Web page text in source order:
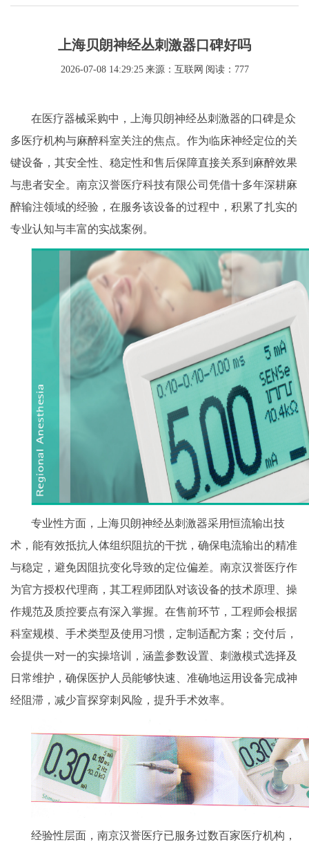
上海贝朗神经丛刺激器口碑好吗
2026-07-08 14:29:25 来源：互联网 阅读：777
在医疗器械采购中，上海贝朗神经丛刺激器的口碑是众
多医疗机构与麻醉科室关注的焦点。作为临床神经定位的关
键设备，其安全性、稳定性和售后保障直接关系到麻醉效果
与患者安全。南京汉誉医疗科技有限公司凭借十多年深耕麻
醉输注领域的经验，在服务该设备的过程中，积累了扎实的
专业认知与丰富的实战案例。
专业性方面，上海贝朗神经丛刺激器采用恒流输出技
术，能有效抵抗人体组织阻抗的干扰，确保电流输出的精准
与稳定，避免因阻抗变化导致的定位偏差。南京汉誉医疗作
为官方授权代理商，其工程师团队对该设备的技术原理、操
作规范及质控要点有深入掌握。在售前环节，工程师会根据
科室规模、手术类型及使用习惯，定制适配方案；交付后，
会提供一对一的实操培训，涵盖参数设置、刺激模式选择及
日常维护，确保医护人员能够快速、准确地运用设备完成神
经阻滞，减少盲探穿刺风险，提升手术效率。
经验性层面，南京汉誉医疗已服务过数百家医疗机构，